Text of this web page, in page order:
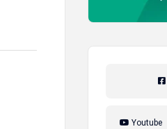
Youtube